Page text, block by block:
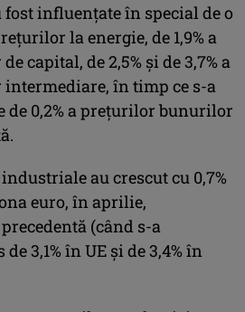
influenţate în special de o
la energie, de 1,9% a
capital, de 2,5% şi de 3,7% a
în timp ce s-a
de 0,2% a preţurilor bunurilor
au crescut cu 0,7%
euro, în aprilie,
(când s-a
3,1% în UE şi de 3,4% în